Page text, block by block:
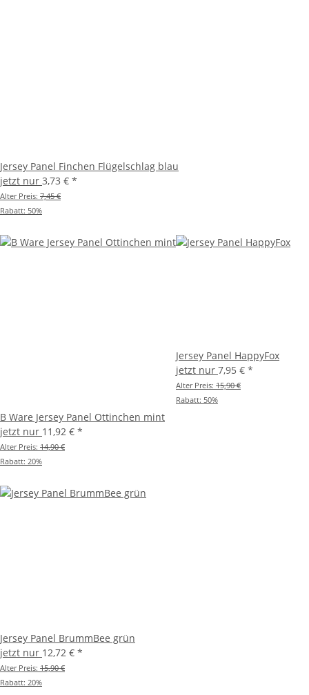
Jersey Panel Finchen Flügelschlag blau
jetzt nur 3,73 € *
Alter Preis: 7,45 €
Rabatt: 50%
B Ware Jersey Panel Ottinchen mint
jetzt nur 11,92 € *
Alter Preis: 14,90 €
Rabatt: 20%
Jersey Panel HappyFox
jetzt nur 7,95 € *
Alter Preis: 15,90 €
Rabatt: 50%
Jersey Panel BrummBee grün
jetzt nur 12,72 € *
Alter Preis: 15,90 €
Rabatt: 20%